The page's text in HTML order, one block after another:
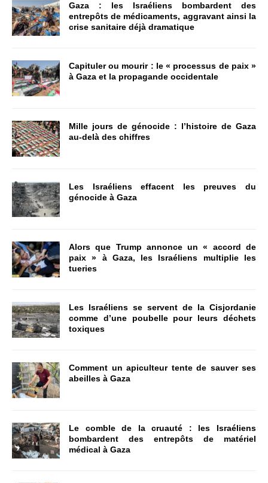
Gaza : les Israéliens bombardent des
entrepôts de médicaments, aggravant ainsi la
crise sanitaire déjà dramatique
Capituler ou mourir : le « processus de paix »
à Gaza et la propagande occidentale
Mille jours de génocide : l’histoire de Gaza
au-delà des chiffres
Les Israéliens effacent les preuves du
génocide à Gaza
Alors que Trump annonce un « accord de
paix » à Gaza, les Israéliens multiplie les
tueries
Les Israéliens se servent de la Cisjordanie
comme d’une poubelle pour leurs déchets
toxiques
Comment un apiculteur tente de sauver ses
abeilles à Gaza
Le comble de la cruauté : les Israéliens
bombardent des entrepôts de matériel
médical à Gaza